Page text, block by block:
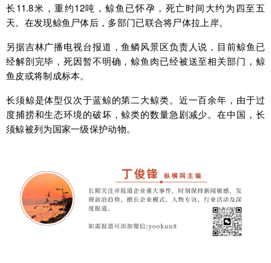
长11.8米，重约12吨，鲸鱼已怀孕，死亡时间大约为四至五
天。在发现鲸鱼尸体后，多部门已联合将尸体拉上岸。
另据吉林广播电视台报道，鱼鳞风景区负责人说，目前鲸鱼已
经解剖完毕，死因暂不明确，鲸鱼肉已经被送至相关部门，鲸
鱼皮或将制成标本。
长须鲸是体型仅次于蓝鲸的第二大鲸类。近一百余年，由于过
度捕捞和生态环境的破坏，鲸类的数量急剧减少。在中国，长
须鲸被列为国家一级保护动物。